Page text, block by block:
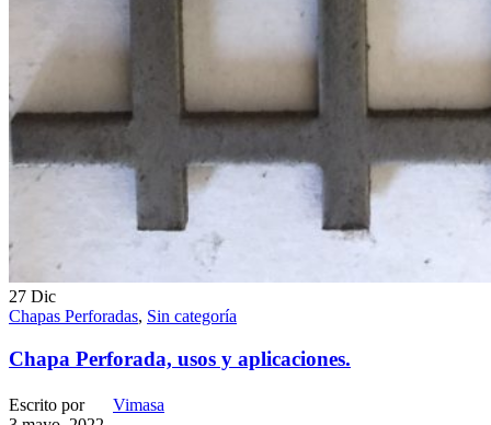
27 Dic
Chapas Perforadas, Sin categoría
Chapa Perforada, usos y aplicaciones.
Escrito por
Vimasa